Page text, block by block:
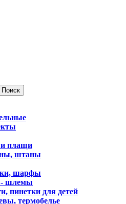
Поиск
и плащи
штаны
шарфы
- шлемы
пинетки для детей
термобелье